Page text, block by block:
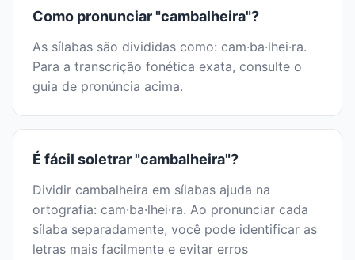
Como pronunciar "cambalheira"?
As sílabas são divididas como: cam·ba·lhei·ra.
Para a transcrição fonética exata, consulte o
guia de pronúncia acima.
É fácil soletrar "cambalheira"?
Dividir cambalheira em sílabas ajuda na
ortografia: cam·ba·lhei·ra. Ao pronunciar cada
sílaba separadamente, você pode identificar as
letras mais facilmente e evitar erros